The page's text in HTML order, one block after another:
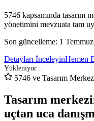
5746 kapsamında tasarım
yönetimini mevzuata tam
Son güncelleme: 1
Detayları İnceleyinHemen
5746 ve Tasarım
Tasarım
uçtan uca